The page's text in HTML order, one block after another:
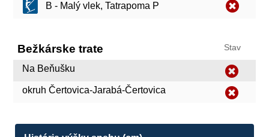
B - Malý vlek, Tatrapoma P
Bežkárske trate Stav
Na Beňušku
okruh Čertovica-Jarabá-Čertovica